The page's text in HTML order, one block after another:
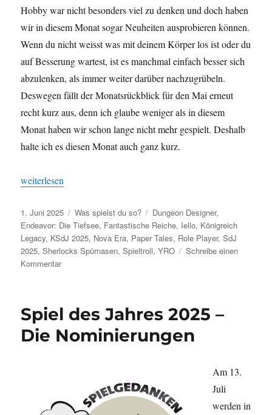
Hobby war nicht besonders viel zu denken und doch haben
wir in diesem Monat sogar Neuheiten ausprobieren können.
Wenn du nicht weisst was mit deinem Körper los ist oder du
auf Besserung wartest, ist es manchmal einfach besser sich
abzulenken, als immer weiter darüber nachzugrübeln.
Deswegen fällt der Monatsrückblick für den Mai erneut
recht kurz aus, denn ich glaube weniger als in diesem
Monat haben wir schon lange nicht mehr gespielt. Deshalb
halte ich es diesen Monat auch ganz kurz.
„Was spielst du so? – Mai 2025“
weiterlesen
Veröffentlicht
am
1. Juni 2025 Kategorien
Was spielst du so? Schlagwörter
Dungeon Designer,
Endeavor: Die Tiefsee, Fantastische Reiche, Iello, Königreich
Legacy, KSdJ 2025, Nova Era, Paper Tales, Role Player,SdJ
2025,Sherlocks Spürnasen,Spieltroll,YRO
Schreibe einen
Kommentarzu
so?
Mai
Spiel des Jahres 2025 –
Die Nominierungen
Am 13.
Juli
werden in